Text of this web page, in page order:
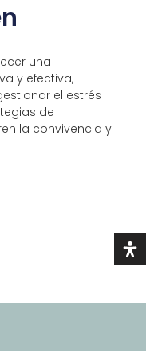
una
y efectiva,
el estrés
de
la convivencia y